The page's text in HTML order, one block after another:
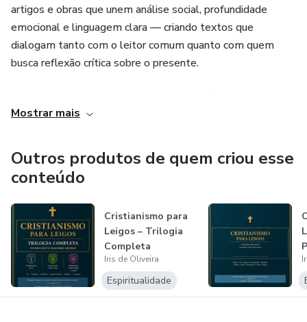
artigos e obras que unem análise social, profundidade
emocional e linguagem clara — criando textos que
dialogam tanto com o leitor comum quanto com quem
busca reflexão crítica sobre o presente.
hiperconectividade, crise da atenção, pressão social,
mudanças culturais da nova geração.
Entre ensaios, artigos e livros, sua proposta é transformar
inquietações modernas em palavras que provoquem
identificação, consciência e pensamento.
“Alguns textos informam. Outros fazem o leitor se
reconhecer.”
Mostrar mais
Outros produtos de quem criou esse
conteúdo
Cristianismo para
Leigos – Trilogia
Completa
Iris de Oliveira
Espiritualidade